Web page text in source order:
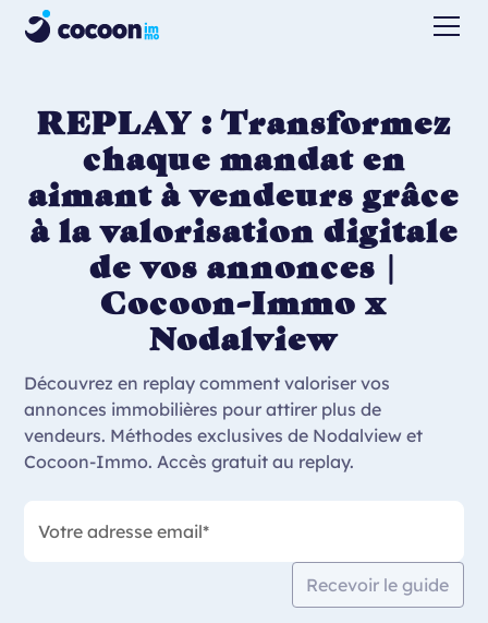
REPLAY : Transformez
chaque mandat en
aimant à vendeurs grâce
à la valorisation digitale
de vos annonces |
Cocoon-Immo x
Nodalview
Découvrez en replay comment valoriser vos
annonces immobilières pour attirer plus de
vendeurs. Méthodes exclusives de Nodalview et
Cocoon-Immo. Accès gratuit au replay.
Recevoir le guide